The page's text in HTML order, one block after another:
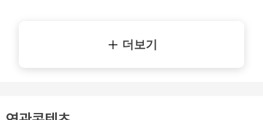
더보기